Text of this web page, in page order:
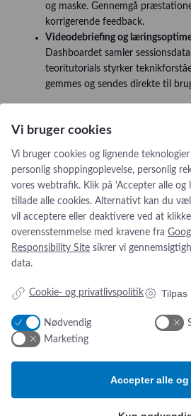
og maske. Gennemgå
korrigerende feedback.
Videodebriefing og
Dashboardet samler
teoritutorials styrker
gemmes og sendes direkte til
Vejleåvej 66
2635 Ishøj
CVR NR. 13093032
(+45) 70 25 56 10
Om os
Vi bruger cookies
Vi bruger cookies og lignende
personlig shoppingoplevelse, personlig
vores webtrafik. Klik på 'Accepter alle og
tillade alle cookies. Alternativt kan du
vil acceptere eller deaktivere ved at klikke
overensstemmelse med kravene fra
Responsibility Site sikrer vi
data.
Cookie- og privatlivspolitik Tilpas
Nødvendig
Marketing
Accepter alle